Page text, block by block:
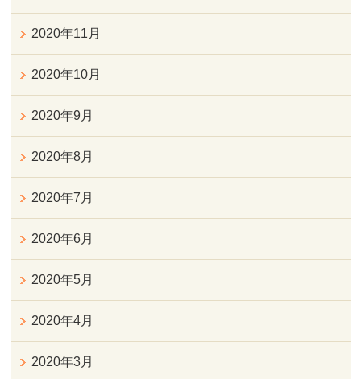
2020年11月
2020年10月
2020年9月
2020年8月
2020年7月
2020年6月
2020年5月
2020年4月
2020年3月